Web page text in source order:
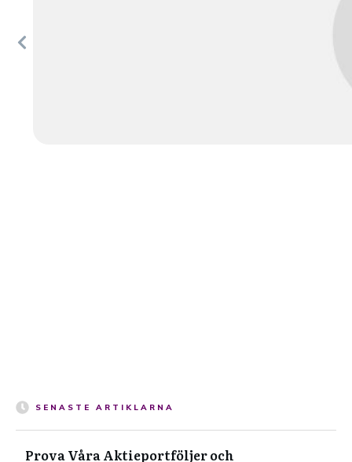
SENASTE ARTIKLARNA
Prova Våra Aktieportföljer och